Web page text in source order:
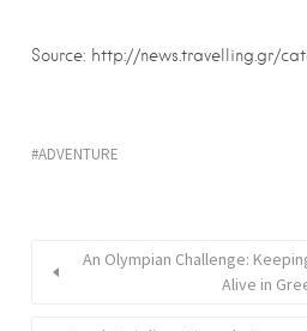
Source: http://news.travelling.gr/
ADVENTURE
An Olympian Challenge:
Alive in